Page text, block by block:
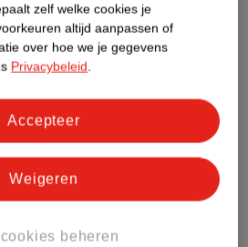
product heeft (nog) geen Nature
informatie
zelf welke cookies je
altijd aanpassen of
over hoe we je gegevens
Privacybeleid.
beheren
Weigeren
Accepteer